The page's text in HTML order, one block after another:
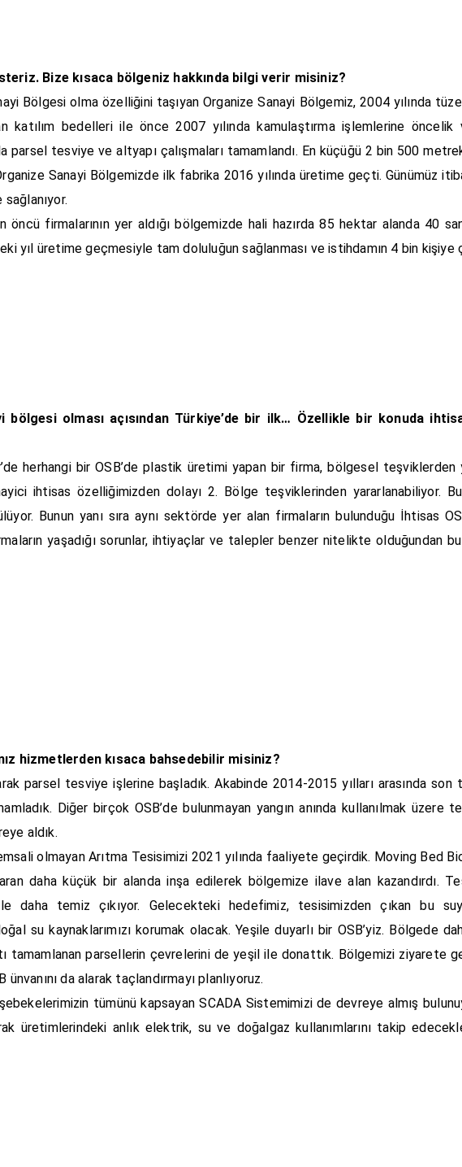
Bize kısaca bölgeniz hakkında bilgi verir misiniz?
Bölgesi olma özelliğini taşıyan Organize Sanayi Bölgemiz, 2004 yılında
katılım bedelleri ile önce 2007 yılında kamulaştırma işlemlerine öncelik
parsel tesviye ve altyapı çalışmaları tamamlandı. En küçüğü 2 bin 500
Sanayi Bölgemizde ilk fabrika 2016 yılında üretime geçti. Günümüz
firmalarının yer aldığı bölgemizde hali hazırda 85 hektar alanda 40
yıl üretime geçmesiyle tam doluluğun sağlanması ve istihdamın 4 bin kişiye
olması açısından Türkiye’de bir ilk… Özellikle bir konuda
herhangi bir OSB’de plastik üretimi yapan bir firma, bölgesel teşviklerden
ihtisas özelliğimizden dolayı 2. Bölge teşviklerinden yararlanabiliyor.
Bunun yanı sıra aynı sektörde yer alan firmaların bulunduğu İhtisas
yaşadığı sorunlar, ihtiyaçlar ve talepler benzer nitelikte olduğundan
hizmetlerden kısaca bahsedebilir misiniz?
parsel tesviye işlerine başladık. Akabinde 2014-2015 yılları arasında
Diğer birçok OSB’de bulunmayan yangın anında kullanılmak üzere
aldık.
olmayan Arıtma Tesisimizi 2021 yılında faaliyete geçirdik. Moving Bed
daha küçük bir alanda inşa edilerek bölgemize ilave alan kazandırdı.
daha temiz çıkıyor. Gelecekteki hedefimiz, tesisimizden çıkan bu
su kaynaklarımızı korumak olacak. Yeşile duyarlı bir OSB’yiz. Bölgede
tamamlanan parsellerin çevrelerini de yeşil ile donattık. Bölgemizi ziyarete
da alarak taçlandırmayı planlıyoruz.
tümünü kapsayan SCADA Sistemimizi de devreye almış
üretimlerindeki anlık elektrik, su ve doğalgaz kullanımlarını takip